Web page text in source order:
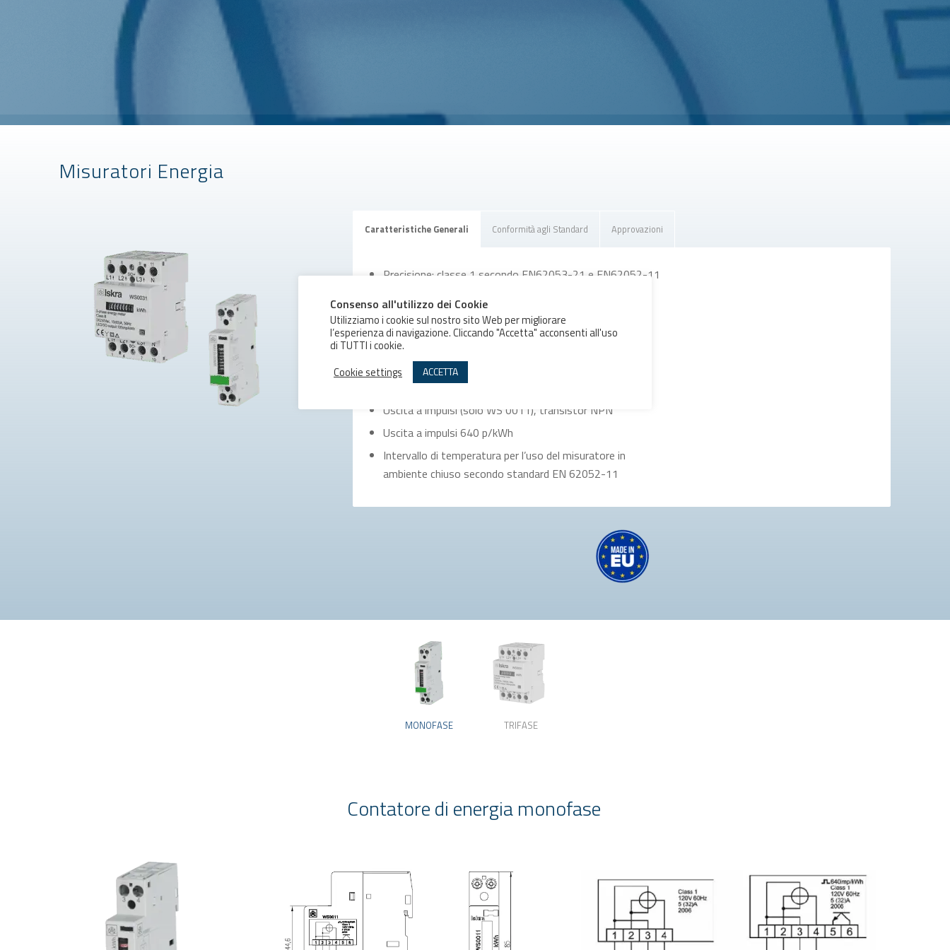
Misuratori Energia
Caratteristiche Generali Conformità agli Standard Approvazioni
Precisione: classe 1 secondo EN62053-21 e EN62052-11
Tensione di riferimento: 230 V AC, 120 V AC
Corrente massima: 32 A
Frequenza nominale: 50 o 60 Hz
Contatore: a 7 cifre (6+1), 100 Wh
Diodo LED per il flusso di energia, 640 p/kWh
Uscita a impulsi (solo WS 0011), transistor NPN
Uscita a impulsi 640 p/kWh
Intervallo di temperatura per l’uso del misuratore in
ambiente chiuso secondo standard EN 62052-11
MONOFASE TRIFASE
Contatore di energia monofase
Consenso all'utilizzo dei Cookie
Utilizziamo i cookie sul nostro sito Web per migliorare
l’esperienza di navigazione. Cliccando "Accetta" acconsenti all'uso
di TUTTI i cookie.
Cookie settings
ACCETTA